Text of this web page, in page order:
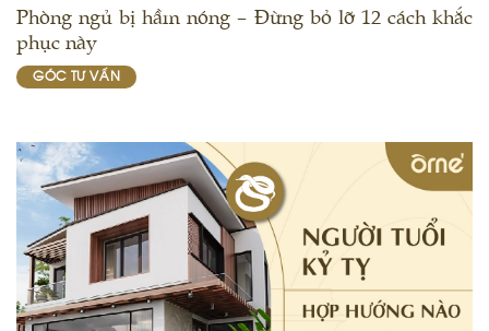
GÓC TƯ VẤN
Phòng ngủ bị hầm nóng – Đừng bỏ lỡ 12 cách khắc
phục này